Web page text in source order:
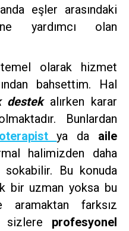
eşler arasındaki
yardımcı olan
olarak hizmet
bahsettim. Hal
destekalırken karar
Bunlardan
ya da aile
halimizden daha
Bu konuda
bir uzman yoksa bu
aramaktan farksız
sizlere profesyonel